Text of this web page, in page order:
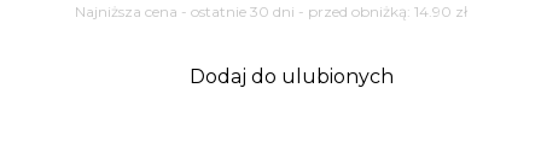
Najniższa cena - ostatnie 30 dni - przed obniżką: 14.90 zł
Dodaj do ulubionych